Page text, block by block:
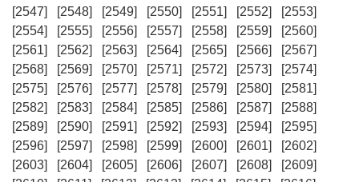
[2547]
[2548] [2549] [2550] [2551] [2552]
[2553]
[2554]
[2555] [2556] [2557] [2558] [2559]
[2560]
[2561]
[2562] [2563] [2564] [2565] [2566]
[2567]
[2568]
[2569] [2570] [2571] [2572] [2573]
[2574]
[2575]
[2576] [2577] [2578] [2579] [2580]
[2581]
[2582]
[2583] [2584] [2585] [2586] [2587]
[2588]
[2589]
[2590] [2591] [2592] [2593] [2594]
[2595]
[2596]
[2597] [2598] [2599] [2600] [2601]
[2602]
[2603]
[2604] [2605] [2606] [2607] [2608]
[2609]